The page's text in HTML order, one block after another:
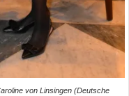
von Linsingen (Deutsche